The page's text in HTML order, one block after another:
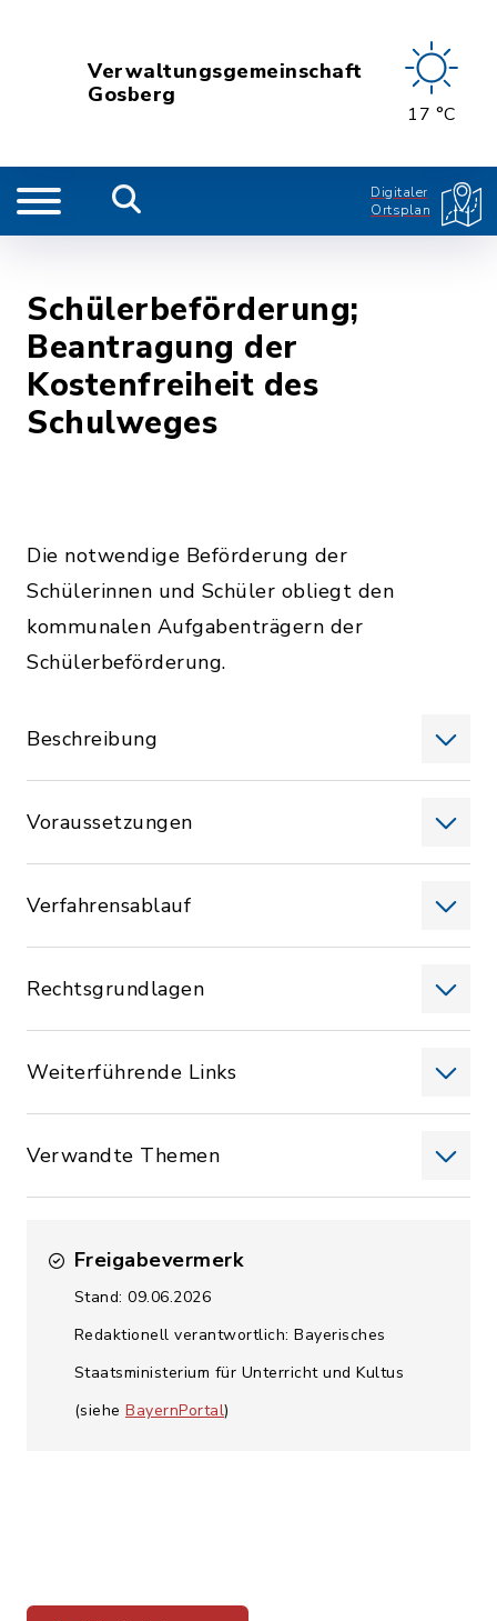
Verwaltungsgemeinschaft
Gosberg
17 °C
Digitaler
Ortsplan
Schülerbeförderung;
Beantragung der
Kostenfreiheit des
Schulweges
Die notwendige Beförderung der
Schülerinnen und Schüler obliegt den
kommunalen Aufgabenträgern der
Schülerbeförderung.
Beschreibung
Voraussetzungen
Verfahrensablauf
Rechtsgrundlagen
Weiterführende Links
Verwandte Themen
Freigabevermerk
Stand: 09.06.2026
Redaktionell verantwortlich: Bayerisches
Staatsministerium für Unterricht und Kultus
(siehe BayernPortal)